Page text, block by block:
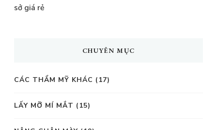
sở giá rẻ
CHUYÊN MỤC
CÁC THẨM MỸ KHÁC (17)
LẤY MỠ MÍ MẮT (15)